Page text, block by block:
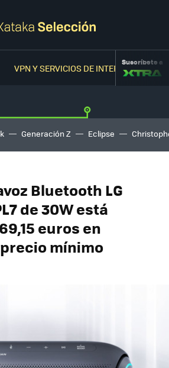
VPN Y SERVICIOS DE INTERNETSuscríbete a
Generación Z Eclipse
Bluetooth LG
de 30W está
euros en
mínimo